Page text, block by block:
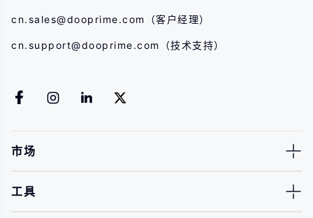
cn.sales@dooprime.com （客户经理）
cn.support@dooprime.com （技术支持）
市场
工具